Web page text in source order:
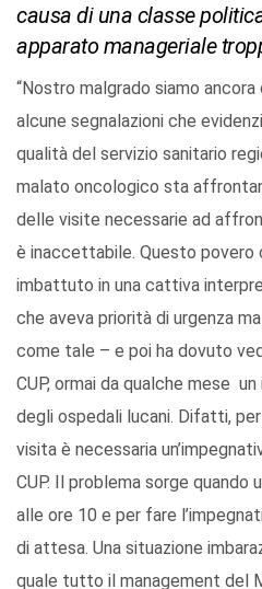
causa di una classe
apparato manageriale
“Nostro malgrado siamo
alcune segnalazioni che
qualità del servizio sanitario
malato oncologico sta
delle visite necessarie ad
è inaccettabile. Questo povero
imbattuto in una cattiva
che aveva priorità di urgenza
come tale – e poi ha dovuto
CUP, ormai da qualche mese
degli ospedali lucani. Difatti,
visita è necessaria
CUP. Il problema sorge quando
alle ore 10 e per fare
di attesa. Una situazione
quale tutto il management del